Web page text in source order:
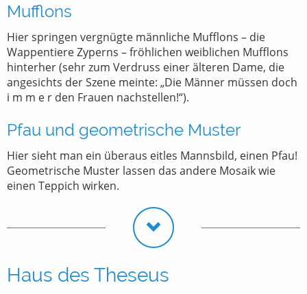
Mufflons
Hier springen vergnügte männliche Mufflons – die
Wappentiere Zyperns – fröhlichen weiblichen Mufflons
hinterher (sehr zum Verdruss einer älteren Dame, die
angesichts der Szene meinte: „Die Männer müssen doch
i m m e r den Frauen nachstellen!“).
Pfau und geometrische Muster
Hier sieht man ein überaus eitles Mannsbild, einen Pfau!
Geometrische Muster lassen das andere Mosaik wie
einen Teppich wirken.
Haus des Theseus